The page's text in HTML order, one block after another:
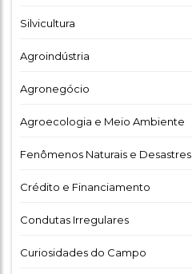
Silvicultura
Agroindústria
Agronegócio
Agroecologia e Meio Ambiente
Fenômenos Naturais e Desastres
Crédito e Financiamento
Condutas Irregulares
Curiosidades do Campo